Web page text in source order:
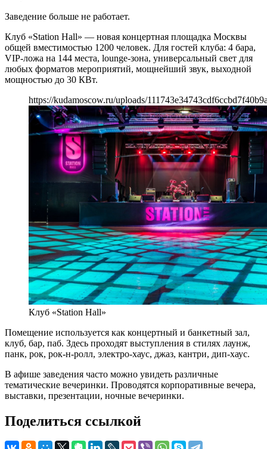
Заведение больше не работает.
Клуб «Station Hall» — новая концертная площадка Москвы
общей вместимостью 1200 человек. Для гостей клуба: 4 бара,
VIP-ложа на 144 места, lounge-зона, универсальный свет для
любых форматов мероприятий, мощнейший звук, выходной
мощностью до 30 КВт.
https://kudamoscow.ru/uploads/
Клуб «Station Hall»
Помещение используется как концертный и банкетный зал,
клуб, бар, паб. Здесь проходят выступления в стилях лаунж,
панк, рок, рок-н-ролл, электро-хаус, джаз, кантри, дип-хаус.
В афише заведения часто можно увидеть различные
тематические вечеринки. Проводятся корпоративные вечера,
выставки, презентации, ночные вечеринки.
Поделиться ссылкой